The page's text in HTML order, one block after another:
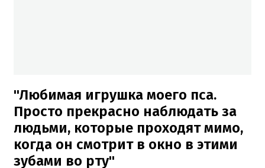
"Любимая игрушка моего пса.
Просто прекрасно наблюдать за
людьми, которые проходят мимо,
когда он смотрит в окно в этими
зубами во рту"